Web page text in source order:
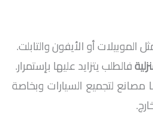
الموبيلات أو الأيفون والتابلت.
فالطلب يتزايد عليها بإستمرار.
مصانع لتجميع السيارات وبخاصة